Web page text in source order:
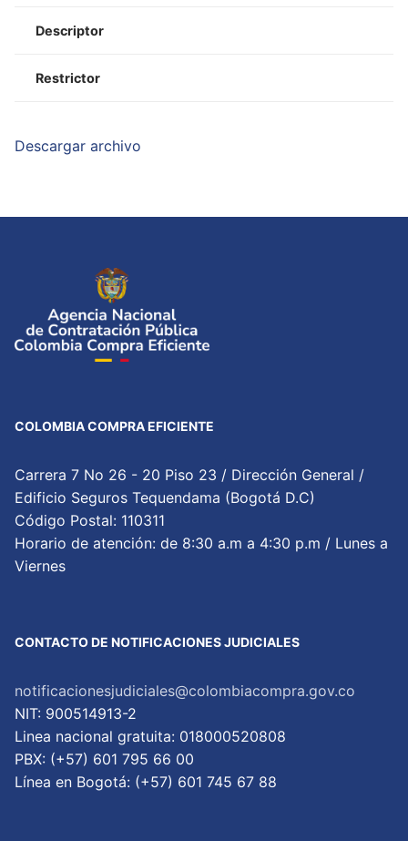
Descriptor
Restrictor
Descargar archivo
COLOMBIA COMPRA EFICIENTE
Carrera 7 No 26 - 20 Piso 23 / Dirección General /
Edificio Seguros Tequendama (Bogotá D.C)
Código Postal: 110311
Horario de atención: de 8:30 a.m a 4:30 p.m / Lunes a
Viernes
CONTACTO DE NOTIFICACIONES JUDICIALES
notificacionesjudiciales@colombiacompra.gov.co
NIT: 900514913-2
Linea nacional gratuita: 018000520808
PBX: (+57) 601 795 66 00
Lí­nea en Bogotá: (+57) 601 745 67 88